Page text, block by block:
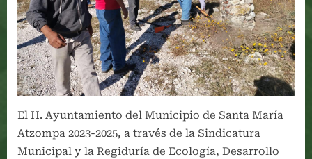
El H. Ayuntamiento del Municipio de Santa María
Atzompa 2023-2025, a través de la Sindicatura
Municipal y la Regiduría de Ecología, Desarrollo